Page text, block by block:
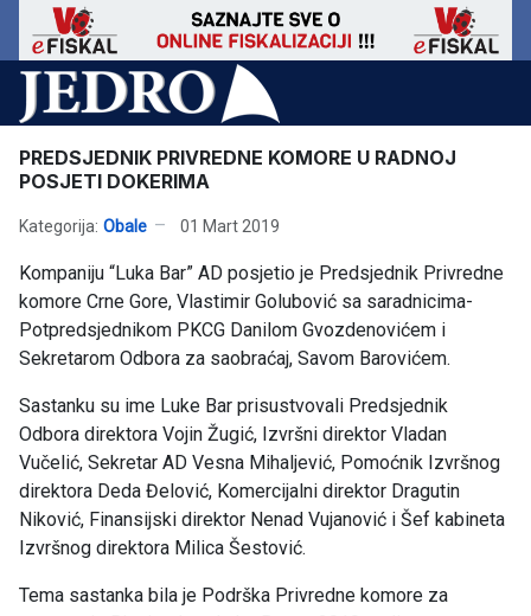
PREDSJEDNIK PRIVREDNE KOMORE U RADNOJ
POSJETI DOKERIMA
Kategorija: Obale 01 Mart 2019
Kompaniju “Luka Bar” AD posjetio je Predsjednik Privredne
komore Crne Gore, Vlastimir Golubović sa saradnicima-
Potpredsjednikom PKCG Danilom Gvozdenovićem i
Sekretarom Odbora za saobraćaj, Savom Barovićem.
Sastanku su ime Luke Bar prisustvovali Predsjednik
Odbora direktora Vojin Žugić, Izvršni direktor Vladan
Vučelić, Sekretar AD Vesna Mihaljević, Pomoćnik Izvršnog
direktora Deda Đelović, Komercijalni direktor Dragutin
Niković, Finansijski direktor Nenad Vujanović i Šef kabineta
Izvršnog direktora Milica Šestović.
Tema sastanka bila je Podrška Privredne komore za